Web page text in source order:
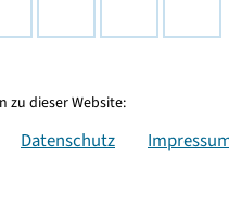
zu dieser Website:
Datenschutz